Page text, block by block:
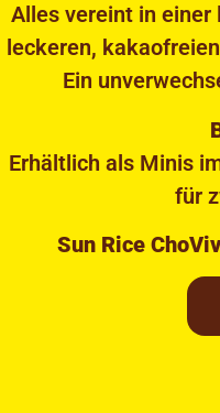
Alles vereint in einer
leckeren,
Ein
Erhältlich als Minis
für
Sun Rice